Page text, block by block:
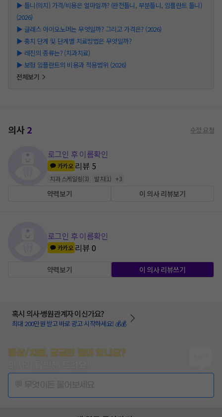
▶ 틀니(의치) 가격/비용은 얼마일까? (완전틀니, 부분틀니, 임플란트 틀니)
(2026)
▶ 글래스 아이오노머는 무엇일까? 그리고 가격은? (2026)
▶ 충치 단계 및 단계별 치료방법은 무엇일까?
▶ 레진의 종류는? (치과치료)
▶ 보험 임플란트의 비용과 적용범위 (2026)
전체보기
의사2 수정 요청
로그인 후 이름확인
카카오 리뷰 5
치과 스케일링(3) 발치(1) +3
약력보기 이 의사 리뷰보기
로그인 후 이름확인
카카오 리뷰0
약력보기 이 의사 리뷰쓰기
혹시 의사·병원관계자 이신가요?
최대 200만원 받고 바로 광고 시작하세요! 💰💰
증상/치료, 궁금한 점이 있나요?